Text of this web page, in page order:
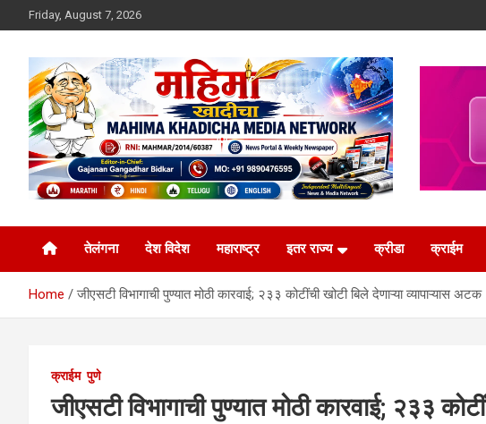
to
Friday, August 7, 2026
Mahimakhadicha
तेलंगना देश विदेश महाराष्ट्र इतर राज्य क्रीडा क्राईम
Home जीएसटी विभागाची पुण्यात मोठी कारवाई; २३३ कोटींची खोटी बिले देणाऱ्या व्यापाऱ्यास अटक
क्राईम पुणे
जीएसटी विभागाची पुण्यात मोठी कारवाई; २३३